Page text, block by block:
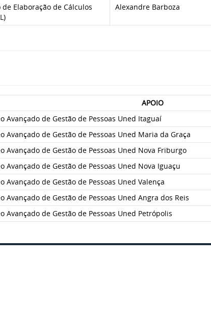
de Elaboração de Cálculos
Alexandre Barboza
APOIO
Avançado de Gestão de Pessoas Uned Itaguaí
Avançado de Gestão de Pessoas Uned Maria da Graça
Avançado de Gestão de Pessoas Uned Nova Friburgo
Avançado de Gestão de Pessoas Uned Nova Iguaçu
Avançado de Gestão de Pessoas Uned Valença
Avançado de Gestão de Pessoas Uned Angra dos Reis
Avançado de Gestão de Pessoas Uned Petrópolis